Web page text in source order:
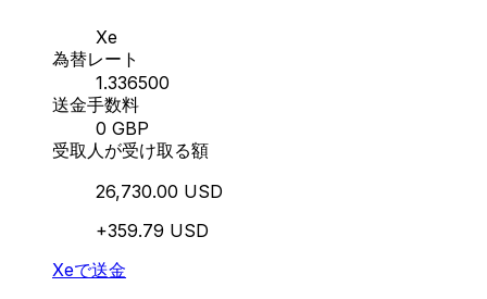
Xe
為替レート
1.336500
送金手数料
0 GBP
受取人が受け取る額
26,730.00 USD
+359.79 USD
Xeで送金